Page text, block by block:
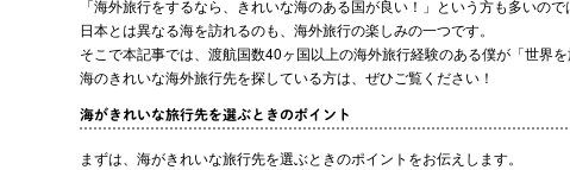
「海外旅行をするなら、きれいな海のある国が良い！」という方も多いので
日本とは異なる海を訪れるのも、海外旅行の楽しみの一つです。
そこで本記事では、渡航国数40ヶ国以上の海外旅行経験のある僕が「世界
海のきれいな海外旅行先を探している方は、ぜひご覧ください！
海がきれいな旅行先を選ぶときのポイント
まずは、海がきれいな旅行先を選ぶときのポイントをお伝えします。